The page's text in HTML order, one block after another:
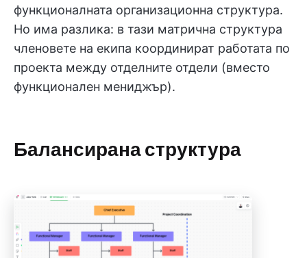
функционалната организационна структура.
Но има разлика: в тази матрична структура
членовете на екипа координират работата по
проекта между отделните отдели (вместо
функционален мениджър).
Балансирана структура